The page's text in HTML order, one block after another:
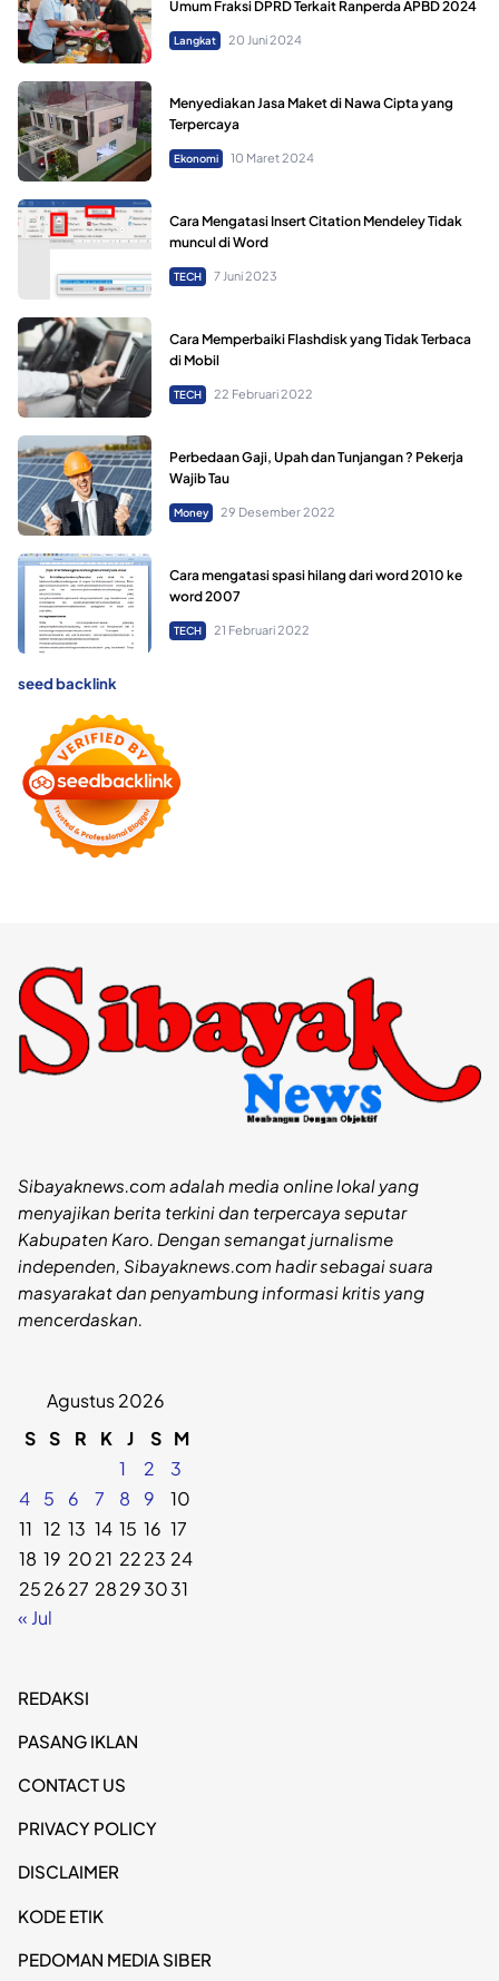
Umum Fraksi DPRD Terkait Ranperda APBD 2024
Langkat 20 Juni 2024
Menyediakan Jasa Maket di Nawa Cipta yang
Terpercaya
Ekonomi 10 Maret 2024
Cara Mengatasi Insert Citation Mendeley Tidak
muncul di Word
TECH 7 Juni 2023
Cara Memperbaiki Flashdisk yang Tidak Terbaca
di Mobil
TECH 22 Februari 2022
Perbedaan Gaji, Upah dan Tunjangan ? Pekerja
Wajib Tau
Money 29 Desember 2022
Cara mengatasi spasi hilang dari word 2010 ke
word 2007
TECH 21 Februari 2022
seed backlink
Sibayaknews.com adalah media online lokal yang
menyajikan berita terkini dan terpercaya seputar
Kabupaten Karo. Dengan semangat jurnalisme
independen, Sibayaknews.com hadir sebagai suara
masyarakat dan penyambung informasi kritis yang
mencerdaskan.
Agustus 2026
S S R K J S M
1
2
3
4
5 6 7 8 9
10
11 12 13 14 15 16 17
18 19 2021 2223 24
252627 28293031
« Jul
REDAKSI
PASANG IKLAN
CONTACT US
PRIVACY POLICY
DISCLAIMER
KODE ETIK
PEDOMAN MEDIA SIBER